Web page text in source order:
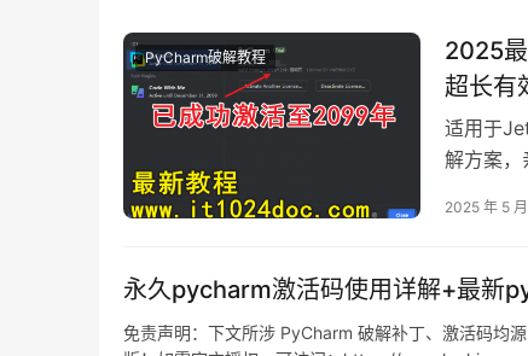
PyCharm破解教程
2025
超长有
适用于
解方案，
教你激
2025 年 5 月
永久pycharm激活码使用详解+最新
免责声明：下文所涉 PyCharm 破解补丁、激活码均